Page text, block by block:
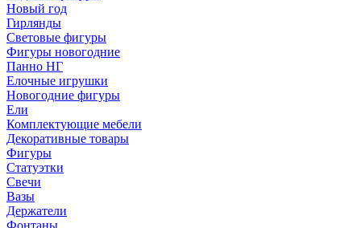
Новый год
Гирлянды
Световые фигуры
Фигуры новогодние
Панно НГ
Елочные игрушки
Новогодние фигуры
Ели
Комплектующие мебели
Декоративные товары
Фигуры
Статуэтки
Свечи
Вазы
Держатели
Фонтаны